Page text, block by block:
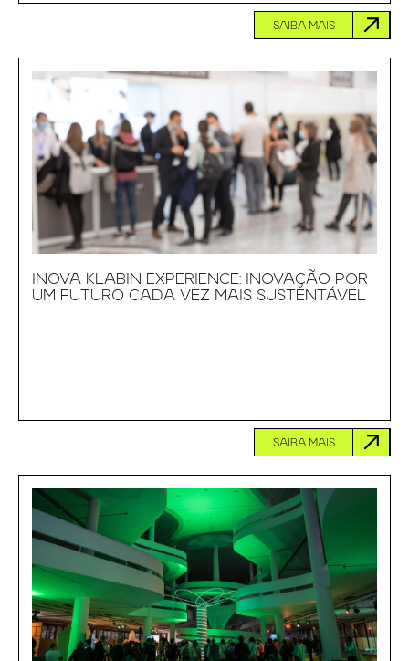
SAIBA MAIS
INOVA KLABIN EXPERIENCE: INOVAÇÃO POR
UM FUTURO CADA VEZ MAIS SUSTENTÁVEL
SAIBA MAIS